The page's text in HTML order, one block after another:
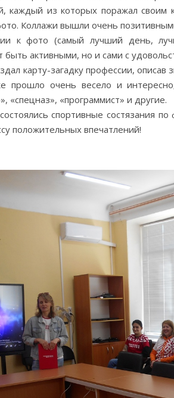
каждый из которых поражал
Коллажи вышли очень
к фото (самый лучший день,
быть активными, но и сами с
карту-загадку профессии,
прошло очень весело и
«спецназ», «программист» и другие.
спортивные состязания
положительных впечатлений!